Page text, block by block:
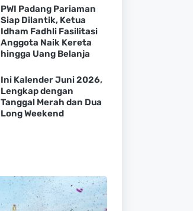
PWI Padang Pariaman
Siap Dilantik, Ketua
Idham Fadhli Fasilitasi
Anggota Naik Kereta
hingga Uang Belanja
Ini Kalender Juni 2026,
Lengkap dengan
Tanggal Merah dan Dua
Long Weekend